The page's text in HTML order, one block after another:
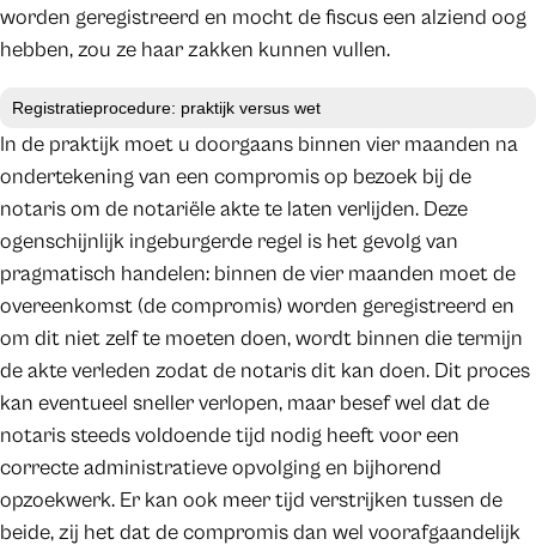
worden geregistreerd en mocht de fiscus een alziend oog
hebben, zou ze haar zakken kunnen vullen.
Registratieprocedure: praktijk versus wet
In de praktijk moet u doorgaans binnen vier maanden na
ondertekening van een compromis op bezoek bij de
notaris om de notariële akte te laten verlijden. Deze
ogenschijnlijk ingeburgerde regel is het gevolg van
pragmatisch handelen: binnen de vier maanden moet de
overeenkomst (de compromis) worden geregistreerd en
om dit niet zelf te moeten doen, wordt binnen die termijn
de akte verleden zodat de notaris dit kan doen. Dit proces
kan eventueel sneller verlopen, maar besef wel dat de
notaris steeds voldoende tijd nodig heeft voor een
correcte administratieve opvolging en bijhorend
opzoekwerk. Er kan ook meer tijd verstrijken tussen de
beide, zij het dat de compromis dan wel voorafgaandelijk